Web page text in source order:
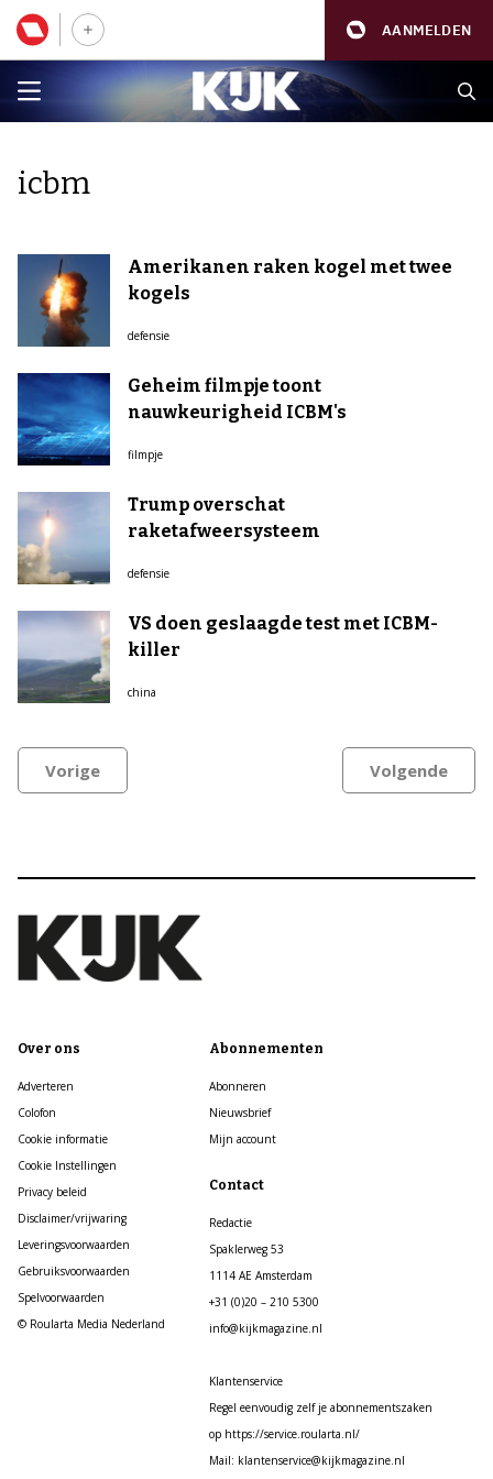
AANMELDEN
icbm
Amerikanen raken kogel met twee
kogels
defensie
Geheim filmpje toont
nauwkeurigheid ICBM's
filmpje
Trump overschat
raketafweersysteem
defensie
VS doen geslaagde test met ICBM-
killer
china
Vorige Volgende
Over ons
Adverteren
Colofon
Cookie informatie
Cookie Instellingen
Privacy beleid
Disclaimer/vrijwaring
Leveringsvoorwaarden
Gebruiksvoorwaarden
Spelvoorwaarden
© Roularta Media Nederland
Abonnementen
Abonneren
Nieuwsbrief
Mijn account
Contact
Redactie
Spaklerweg 53
1114 AE Amsterdam
+31 (0)20 – 210 5300
info@kijkmagazine.nl
Klantenservice
Regel eenvoudig zelf je abonnementszaken
op https://service.roularta.nl/
Mail: klantenservice@kijkmagazine.nl